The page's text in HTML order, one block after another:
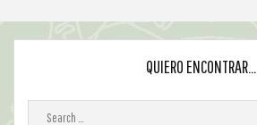
QUIERO ENCONTRAR…